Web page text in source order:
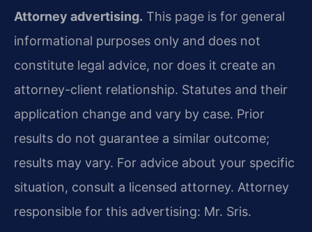
Attorney advertising. This page is for general
informational purposes only and does not
constitute legal advice, nor does it create an
attorney-client relationship. Statutes and their
application change and vary by case. Prior
results do not guarantee a similar outcome;
results may vary. For advice about your specific
situation, consult a licensed attorney. Attorney
responsible for this advertising: Mr. Sris.